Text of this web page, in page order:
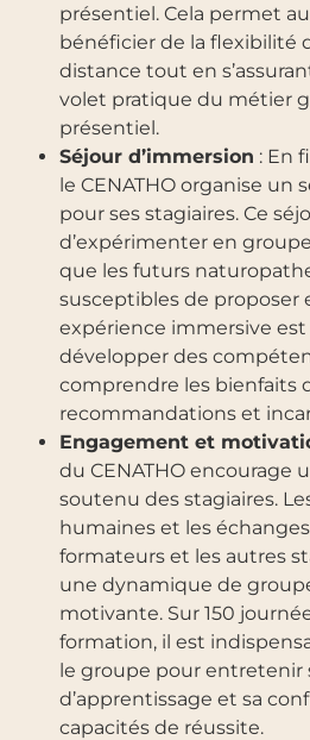
présentiel. Cela permet
bénéficier de la flexibilité
distance tout en
volet pratique du métier
présentiel.
Séjour d’immersion : En
le CENATHO organise un
pour ses stagiaires. Ce
d’expérimenter en
que les futurs
susceptibles de proposer
expérience immersive
développer des
comprendre les bienfaits
recommandations et
Engagement et
du CENATHO encourage
soutenu des stagiaires.
humaines et les
formateurs et les autres
une dynamique de
motivante. Sur 150
formation, il est
le groupe pour entretenir
d’apprentissage et sa
capacités de réussite.